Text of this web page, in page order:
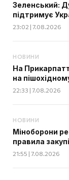
Зеленський:
підтримує
23:02 | 7.08.2026
НОВИНИ
На
на
22:33 | 7.08.2026
НОВИНИ
Міноборони
правила
21:55 | 7.08.2026